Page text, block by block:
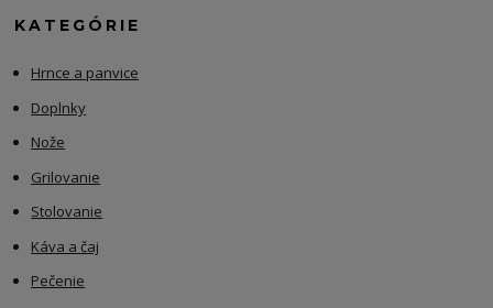
KATEGÓRIE
Hrnce a panvice
Doplnky
Nože
Grilovanie
Stolovanie
Káva a čaj
Pečenie